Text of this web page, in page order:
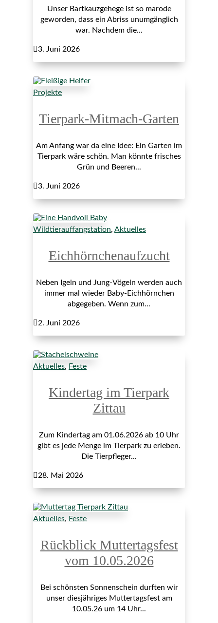
Unser Bartkauzgehege ist so marode
geworden, dass ein Abriss unumgänglich
war. Nachdem die...
3. Juni 2026
Projekte
Tierpark-Mitmach-Garten
Am Anfang war da eine Idee: Ein Garten im
Tierpark wäre schön. Man könnte frisches
Grün und Beeren...
3. Juni 2026
Wildtierauffangstation, Aktuelles
Eichhörnchenaufzucht
Neben Igeln und Jung-Vögeln werden auch
immer mal wieder Baby-Eichhörnchen
abgegeben. Wenn zum...
2. Juni 2026
Aktuelles, Feste
Kindertag im Tierpark
Zittau
Zum Kindertag am 01.06.2026 ab 10 Uhr
gibt es jede Menge im Tierpark zu erleben.
Die Tierpfleger...
28. Mai 2026
Aktuelles, Feste
Rückblick Muttertagsfest
vom 10.05.2026
Bei schönsten Sonnenschein durften wir
unser diesjähriges Muttertagsfest am
10.05.26 um 14 Uhr...